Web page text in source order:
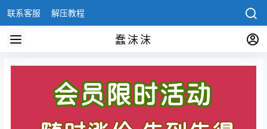
联系客服 解压教程
蠢沫沫